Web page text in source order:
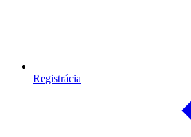
Registrácia